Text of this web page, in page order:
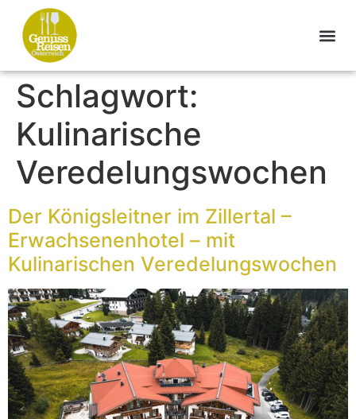
Schlagwort:
Kulinarische
Veredelungswochen
Der Königsleitner im Zillertal –
Erwachsenenhotel – mit
Kulinarischen Veredelungswochen